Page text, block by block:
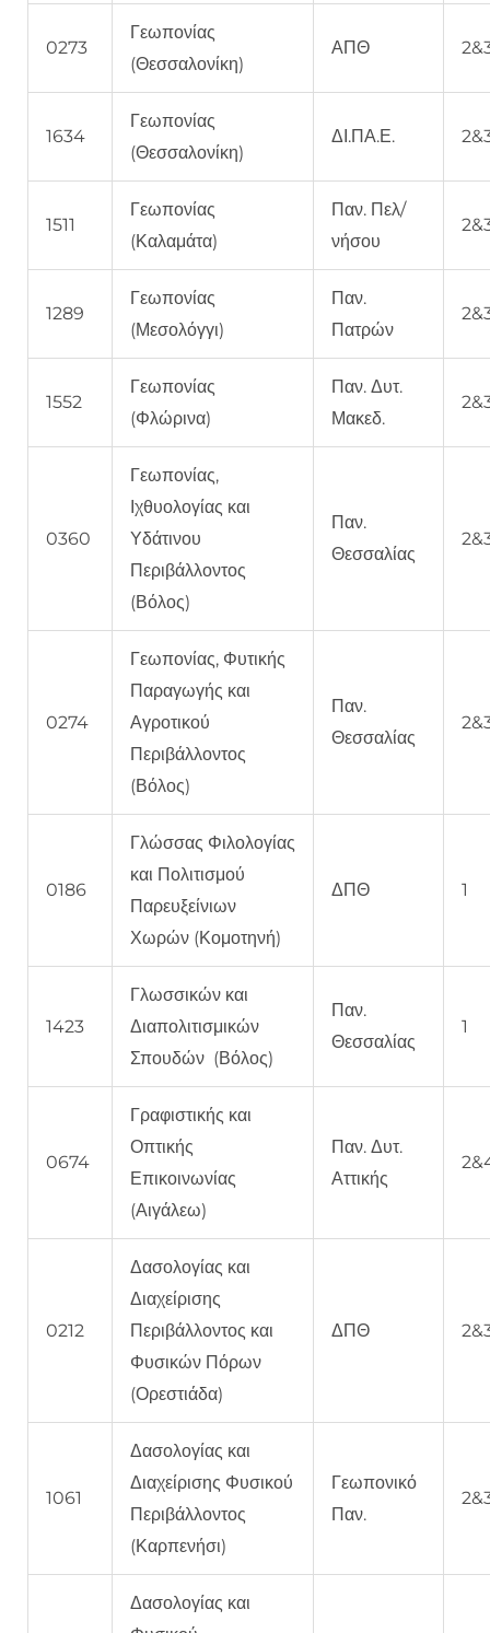
0273
Γεωπονίας
(Θεσσαλονίκη)
ΑΠΘ
1634
Γεωπονίας
(Θεσσαλονίκη)
ΔΙ.ΠΑ.Ε.
1511
Γεωπονίας
(Καλαμάτα)
Παν. Πελ/
νήσου
1289
Γεωπονίας
(Μεσολόγγι)
Παν.
Πατρών
1552
Γεωπονίας
(Φλώρινα)
Παν. Δυτ.
Μακεδ.
0360
Γεωπονίας,
Ιχθυολογίας και
Υδάτινου
Περιβάλλοντος
(Βόλος)
Παν.
Θεσσαλίας
0274
Γεωπονίας, Φυτικής
Παραγωγής και
Αγροτικού
Περιβάλλοντος
(Βόλος)
Παν.
Θεσσαλίας
0186
Γλώσσας Φιλολογίας
και Πολιτισμού
Παρευξείνιων
Χωρών (Κομοτηνή)
ΔΠΘ 1
1423
Γλωσσικών και
Διαπολιτισμικών
Σπουδών (Βόλος)
Παν.
Θεσσαλίας
1
0674
Γραφιστικής και
Οπτικής
Επικοινωνίας
(Αιγάλεω)
Παν. Δυτ.
Αττικής
0212
Δασολογίας και
Διαχείρισης
Περιβάλλοντος και
Φυσικών Πόρων
(Ορεστιάδα)
ΔΠΘ
1061
Δασολογίας και
Διαχείρισης Φυσικού
Περιβάλλοντος
(Καρπενήσι)
Γεωπονικό
Παν.
Δασολογίας και